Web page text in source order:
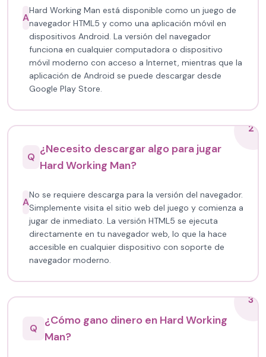
A
Hard Working Man está disponible como un juego de
navegador HTML5 y como una aplicación móvil en
dispositivos Android. La versión del navegador
funciona en cualquier computadora o dispositivo
móvil moderno con acceso a Internet, mientras que la
aplicación de Android se puede descargar desde
Google Play Store.
2
Q
¿Necesito descargar algo para jugar
Hard Working Man?
A
No se requiere descarga para la versión del navegador.
Simplemente visita el sitio web del juego y comienza a
jugar de inmediato. La versión HTML5 se ejecuta
directamente en tu navegador web, lo que la hace
accesible en cualquier dispositivo con soporte de
navegador moderno.
3
Q
¿Cómo gano dinero en Hard Working
Man?